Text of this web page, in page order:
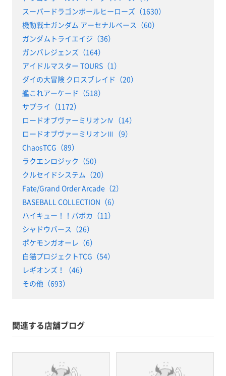
スーパードラゴンボールヒーローズ（1630）
機動戦士ガンダム アーセナルベース（60）
ガンダムトライエイジ（36）
ガンバレジェンズ（164）
アイドルマスター TOURS（1）
ダイの大冒険 クロスブレイド（20）
艦これアーケード（518）
サプライ（1172）
ロードオブヴァーミリオンⅣ（14）
ロードオブヴァーミリオンⅢ（9）
ChaosTCG（89）
ラクエンロジック（50）
クルセイドシステム（20）
Fate/Grand Order Arcade（2）
BASEBALL COLLECTION（6）
ハイキュー！！バボカ（11）
シャドウバース（26）
ポケモンガオーレ（6）
白猫プロジェクトTCG（54）
レギオンズ！（46）
その他（693）
関連する店舗ブログ